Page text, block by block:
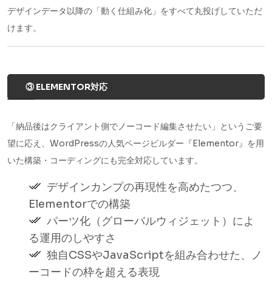
デザインデータ以降の「動く仕組み化」をすべて丸投げしていただ
けます。
③ ELEMENTOR対応
「納品後はクライアント側でノーコード編集させたい」というご要
望に応え、WordPressの人気ページビルダー『Elementor』を用
いた構築・コーディングにも完全対応しています。
デザインカンプの再現性を高めたつつ、
Elementorでの構築
パーツ化（グローバルウィジェット）によ
る運用のしやすさ
独自CSSやJavaScriptを組み合わせた、ノ
ーコードの枠を超える表現